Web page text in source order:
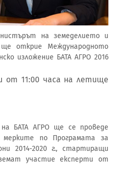
на земеделието и
открие Международното
изложение БАТА АГРО 2016
11:00 часа на летище
БАТА АГРО ще се проведе
мерките по Програмата за
2014-2020 г., стартиращи
участие експерти от